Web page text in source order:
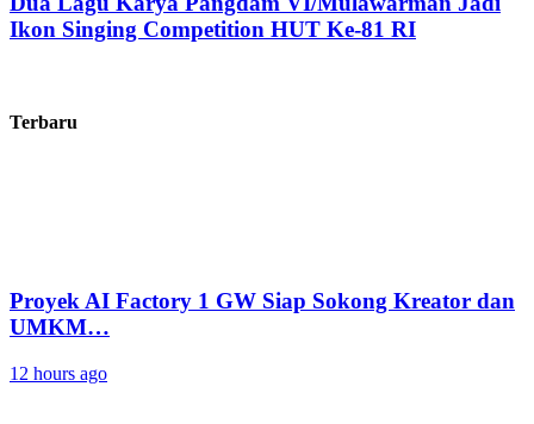
Ikon Singing Competition HUT Ke-81 RI
Terbaru
Proyek AI Factory 1 GW Siap Sokong Kreator dan
UMKM…
12 hours ago